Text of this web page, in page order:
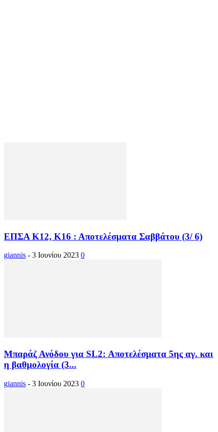
ΕΠΣΑ Κ12, Κ16 : Αποτελέσματα Σαββάτου (3/ 6)
giannis - 3 Ιουνίου 2023 0
Μπαράζ Ανόδου για SL2: Αποτελέσματα 5ης αγ. και
η βαθμολογία (3...
giannis - 3 Ιουνίου 2023 0